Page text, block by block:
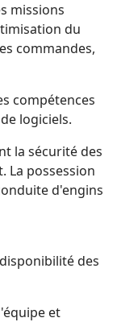
missions
du
commandes,
compétences
logiciels.
la sécurité des
La possession
d'engins
des
et